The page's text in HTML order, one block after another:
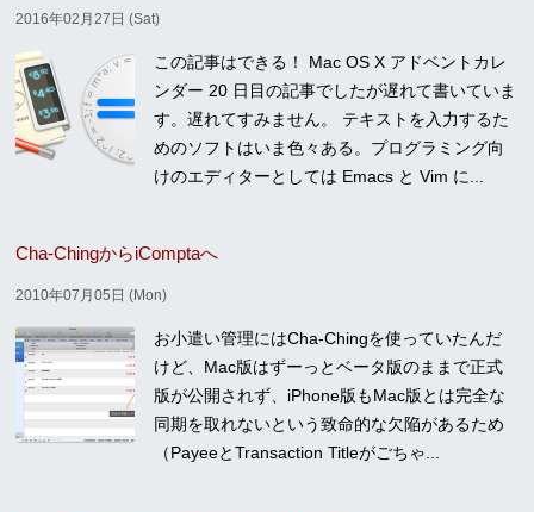
2016年02月27日 (Sat)
この記事はできる！ Mac OS X アドベントカレ
ンダー 20 日目の記事でしたが遅れて書いていま
す。遅れてすみません。 テキストを入力するた
めのソフトはいま色々ある。プログラミング向
けのエディターとしては Emacs と Vim に...
Cha-ChingからiComptaへ
2010年07月05日 (Mon)
お小遣い管理にはCha-Chingを使っていたんだ
けど、Mac版はずーっとベータ版のままで正式
版が公開されず、iPhone版もMac版とは完全な
同期を取れないという致命的な欠陥があるため
（PayeeとTransaction Titleがごちゃ...